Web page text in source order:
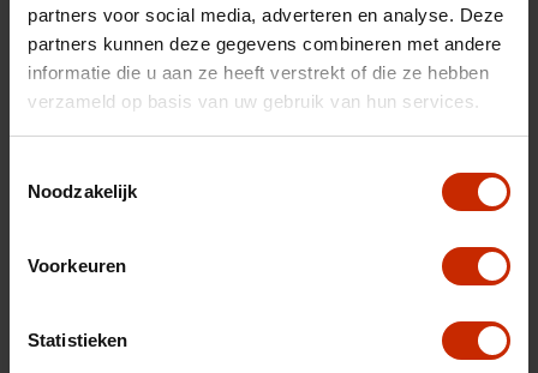
partners voor social media, adverteren en analyse. Deze
partners kunnen deze gegevens combineren met andere
informatie die u aan ze heeft verstrekt of die ze hebben
verzameld op basis van uw gebruik van hun services.
Noodzakelijk
Voorkeuren
Statistieken